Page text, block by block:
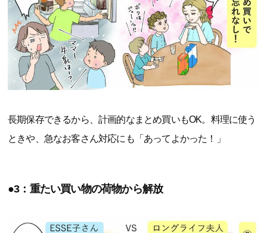
長期保存できるから、計画的なまとめ買いもOK。料理に使う
ときや、急なお客さん対応にも「あってよかった！」
●3：重たい買い物の荷物から解放